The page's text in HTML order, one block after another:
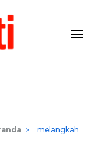
> melangkah